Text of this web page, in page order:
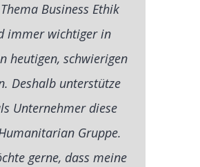
Thema Business Ethik
immer wichtiger in
heutigen, schwierigen
Deshalb unterstütze
Unternehmer diese
Gruppe.
gerne, dass meine